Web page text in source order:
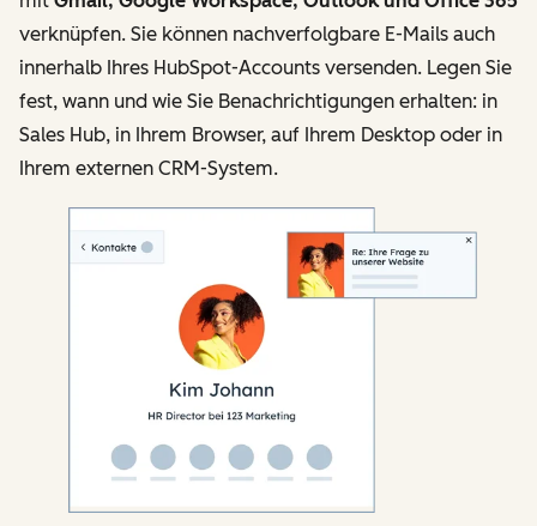
verknüpfen. Sie können nachverfolgbare E-Mails auch
innerhalb Ihres HubSpot-Accounts versenden. Legen Sie
fest, wann und wie Sie Benachrichtigungen erhalten: in
Sales Hub, in Ihrem Browser, auf Ihrem Desktop oder in
Ihrem externen CRM-System.